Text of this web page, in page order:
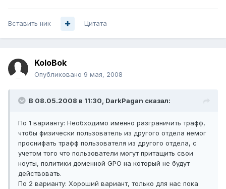
Вставить ник Цитата
KoloBok
Опубликовано 9 мая, 2008
В 08.05.2008 в 11:30, DarkPagan сказал:
По 1 варианту: Необходимо именно разграничить трафф,
чтобы физически пользователь из другого отдела немог
проснифать трафф пользователя из другого отдела, с
учетом того что пользователи могут притащить свои
ноуты, политики доменной GPO на который не будут
действовать.
По 2 варианту: Хороший вариант, только для нас пока